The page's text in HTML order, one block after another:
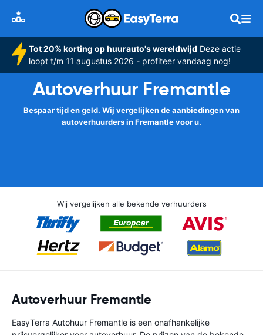
Tot 20% korting op huurauto's wereldwijd Deze actie
loopt t/m 11 augustus 2026 - profiteer vandaag nog!
Autoverhuur Fremantle
Bespaar tijd en geld. Wij vergelijken de aanbiedingen van
autoverhuurders in Fremantle voor u.
Wij vergelijken alle bekende verhuurders
Autoverhuur Fremantle
EasyTerra Autohuur Fremantle is een onafhankelijke